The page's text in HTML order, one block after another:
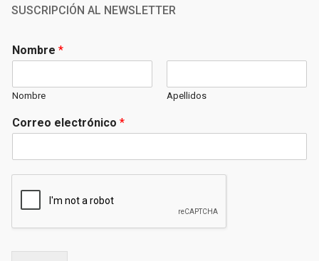
SUSCRIPCIÓN AL NEWSLETTER
Nombre *
Nombre Apellidos
Correo electrónico *